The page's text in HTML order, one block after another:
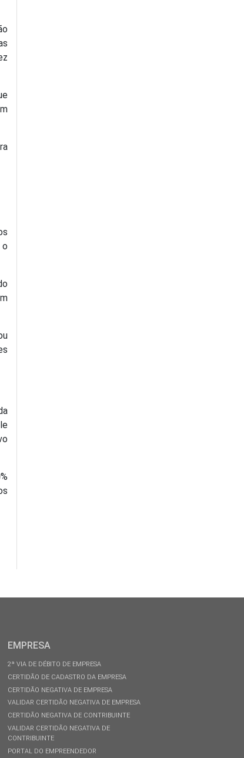
EMPRESA
2ª VIA DE DÉBITO DE EMPRESA
CERTIDÃO DE CADASTRO DA EMPRESA
CERTIDÃO NEGATIVA DE EMPRESA
VALIDAR CERTIDÃO NEGATIVA DE EMPRESA
CERTIDÃO NEGATIVA DE CONTRIBUINTE
VALIDAR CERTIDÃO NEGATIVA DE
CONTRIBUINTE
PORTAL DO EMPREENDEDOR